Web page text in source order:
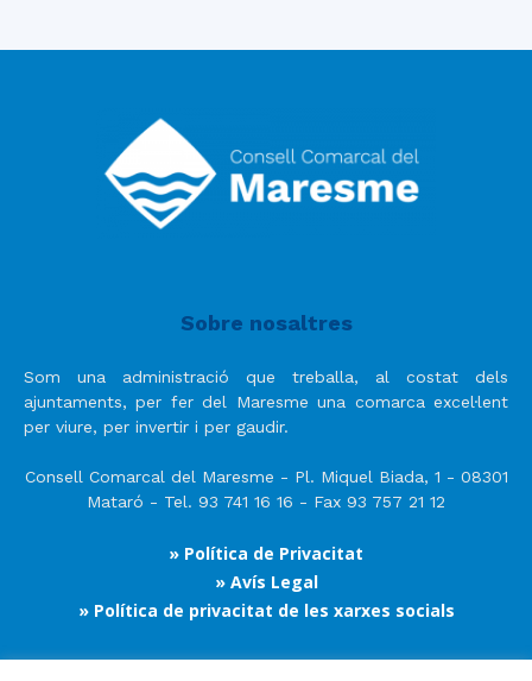
Sobre nosaltres
Som una administració que treballa, al costat dels
ajuntaments, per fer del Maresme una comarca excel·lent
per viure, per invertir i per gaudir.
Consell Comarcal del Maresme - Pl. Miquel Biada, 1 - 08301
Mataró - Tel. 93 741 16 16 - Fax 93 757 21 12
» Política de Privacitat
» Avís Legal
» Política de privacitat de les xarxes socials